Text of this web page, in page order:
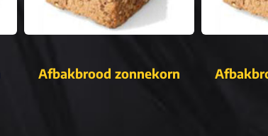
Afbakbrood zonnekorn